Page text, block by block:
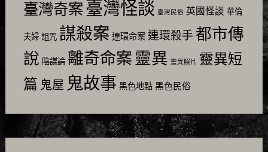
臺灣奇案 臺灣怪談 臺灣民俗 英國怪談 華倫
夫婦 詛咒 謀殺案 連環命案 連環殺手 都市傳
說 陰謀論 離奇命案 靈異 靈異照片 靈異短
篇 鬼屋 鬼故事 黑色地點 黑色民俗